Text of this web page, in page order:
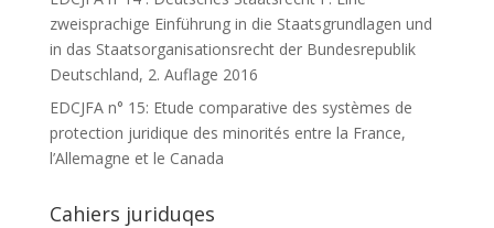
zweisprachige Einführung in die Staatsgrundlagen und
in das Staatsorganisationsrecht der Bundesrepublik
Deutschland, 2. Auflage 2016
EDCJFA n° 15: Etude comparative des systèmes de
protection juridique des minorités entre la France,
l’Allemagne et le Canada
Cahiers juriduqes